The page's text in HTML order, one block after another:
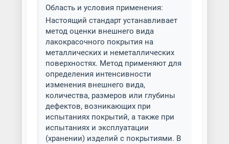
Порошковая покраска
алюминия
Порошковая покраска бытовой
техники
Порошковая покраска
велосипедов
Порошковая покраска дверей
Область и условия применения:
Настоящий стандарт устанавливает
метод оценки внешнего вида
лакокрасочного покрытия на
металлических и неметаллических
поверхностях. Метод применяют для
определения интенсивности
изменения внешнего вида,
количества, размеров или глубины
дефектов, возникающих при
испытаниях покрытий, а также при
испытаниях и эксплуатации
(хранении) изделий с покрытиями. В